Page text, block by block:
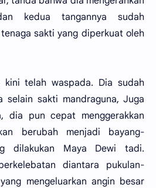
kedua tangannya sudah
sakti yang diperkuat oleh
kini telah waspada. Dia sudah
selain sakti mandraguna, Juga
dia pun cepat menggerakkan
berubah menjadi bayang-
dilakukan Maya Dewi tadi.
diantara pukulan-
mengeluarkan angin besar